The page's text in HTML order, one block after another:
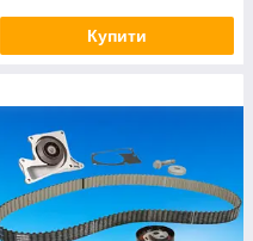
Купити